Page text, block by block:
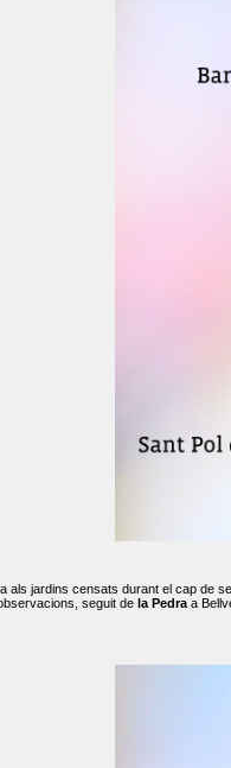
als jardins censats durant el cap de
seguit de la Pedra a